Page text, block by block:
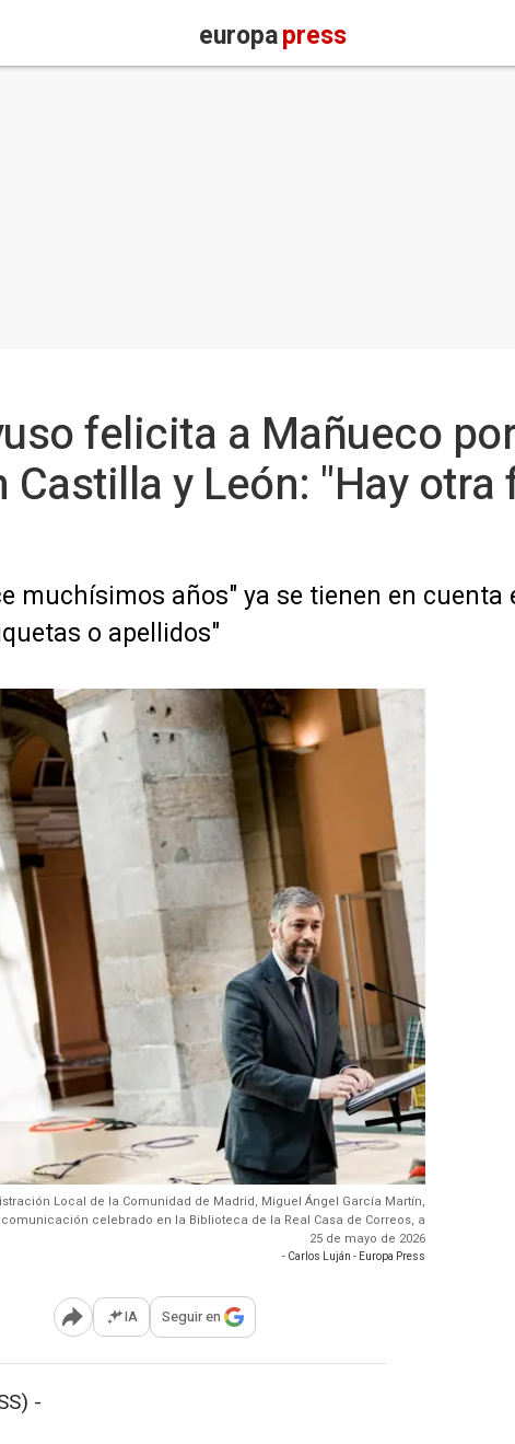
europapress
felicita a Mañueco
y León: "Hay
muchísimos años" ya se tienen en
o apellidos"
Local de la Comunidad de Madrid, Miguel Ángel García Martín,
celebrado en la Biblioteca de la Real Casa de Correos, a
25 de mayo de 2026
- Carlos Luján - Europa Press
Abrir opciones para compartir
IA Seguir en
-